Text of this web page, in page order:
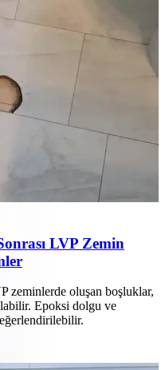
LVP Zemin
zeminlerde oluşan boşluklar,
Epoksi dolgu ve